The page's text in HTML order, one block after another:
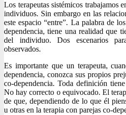
Los terapeutas sistémicos trabajamos
individuos. Sin embargo en las
este espacio “entre”. La palabra de
dependencia, tiene una realidad que
del individuo. Dos escenarios
observados.
Es importante que un terapeuta,
dependencia, conozca sus propios
co-dependencia. Toda definición
No hay correcto o equivocado. El
de que, dependiendo de lo que él
u otras en la terapia con parejas co-